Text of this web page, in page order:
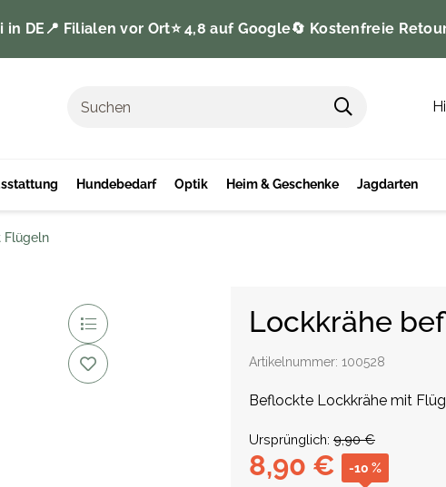
in DE 📍 Filialen vor Ort⭐️ 4,8 auf Google🔄 Kostenfreie
Hundebedarf Optik Heim & Geschenke Jagdarten
Flügeln
Lockkrähe
Artikelnummer: 100528
Beflockte Lockkrähe mit
Ursprünglich: 9,90 €
8,90 € -10 %